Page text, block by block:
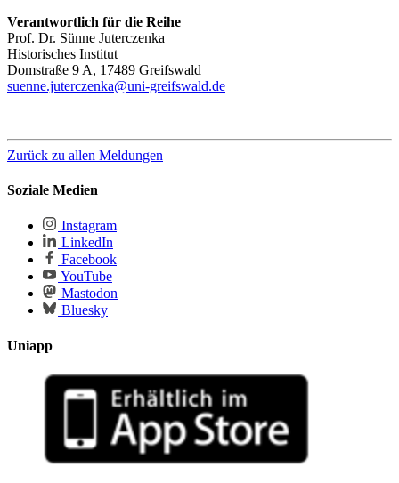
Verantwortlich für die Reihe
Prof. Dr. Sünne Juterczenka
Historisches Institut
Domstraße 9 A, 17489 Greifswald
suenne.juterczenka@uni-greifswald.de
Zurück zu allen Meldungen
Soziale Medien
Instagram
LinkedIn
Facebook
YouTube
Mastodon
Bluesky
Uniapp